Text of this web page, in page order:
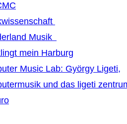
Musik
mein Harburg
Music Lab: György Ligeti,
und das ligeti